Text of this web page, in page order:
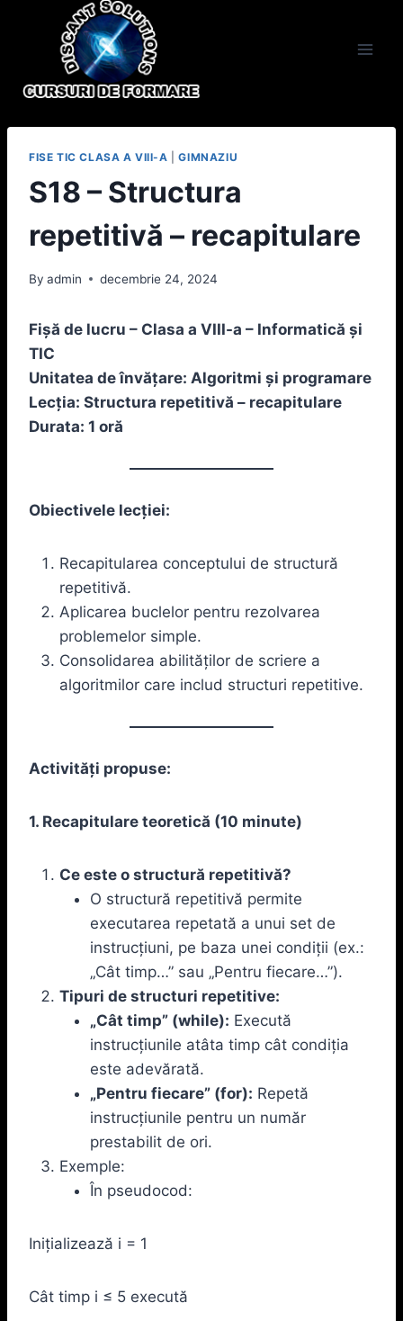
FISE TIC CLASA A VIII-A |GIMNAZIU
S18 – Structura
repetitivă – recapitulare
By admin decembrie 24, 2024
Fișă de lucru – Clasa a VIII-a – Informatică și
TIC
Unitatea de învățare: Algoritmi și programare
Lecția: Structura repetitivă – recapitulare
Durata: 1 oră
Obiectivele lecției:
Recapitularea conceptului de structură
repetitivă.
Aplicarea buclelor pentru rezolvarea
problemelor simple.
Consolidarea abilităților de scriere a
algoritmilor care includ structuri repetitive.
Activități propuse:
1. Recapitulare teoretică (10 minute)
Ce este o structură repetitivă?
O structură repetitivă permite
executarea repetată a unui set de
instrucțiuni, pe baza unei condiții (ex.:
„Cât timp…” sau „Pentru fiecare…”).
Tipuri de structuri repetitive:
„Cât timp” (while): Execută
instrucțiunile atâta timp cât condiția
este adevărată.
„Pentru fiecare” (for): Repetă
instrucțiunile pentru un număr
prestabilit de ori.
Exemple:
În pseudocod:
Inițializează i = 1
Cât timp i ≤ 5 execută